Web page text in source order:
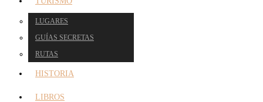
LUGARES
GUÍAS SECRETAS
RUTAS
HISTORIA
LIBROS